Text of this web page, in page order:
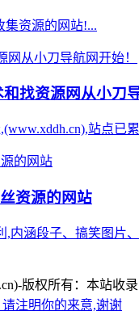
集资源的网站!...
找资源网从小刀
站点
资源的网站
涵段子、搞笑图片
版权所有：本站收
请注明你的来意,谢谢